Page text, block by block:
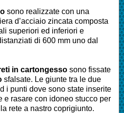
sono realizzate con una
d’acciaio zincata composta
superiori ed inferiori e
di 600 mm uno dal
in cartongesso sono fissate
sfalsate. Le giunte tra le due
i punti dove sono state inserite
e rasare con idoneo stucco per
rete a nastro coprigiunto.